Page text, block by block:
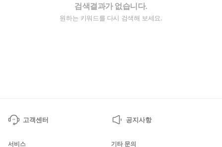
검색결과가 없습니다.
원하는 키워드를 다시 검색해 보세요.
고객센터 공지사항
서비스 기타 문의